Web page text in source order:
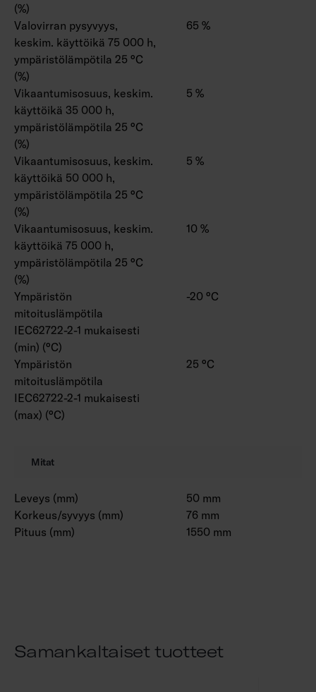
(%)
Valovirran pysyvyys,
keskim. käyttöikä 75 000 h,
ympäristölämpötila 25 °C
(%)
65 %
Vikaantumisosuus, keskim.
käyttöikä 35 000 h,
ympäristölämpötila 25 °C
(%)
5 %
Vikaantumisosuus, keskim.
käyttöikä 50 000 h,
ympäristölämpötila 25 °C
(%)
5 %
Vikaantumisosuus, keskim.
käyttöikä 75 000 h,
ympäristölämpötila 25 °C
(%)
10 %
Ympäristön
mitoituslämpötila
IEC62722-2-1 mukaisesti
(min) (°C)
-20 °C
Ympäristön
mitoituslämpötila
IEC62722-2-1 mukaisesti
(max) (°C)
25 °C
Mitat
Leveys (mm)
50 mm
Korkeus/syvyys (mm)
76 mm
Pituus (mm)
1550 mm
Samankaltaiset tuotteet